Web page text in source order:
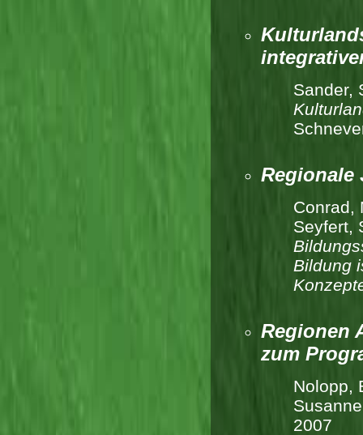
Sander,
Regionale
Conrad,
Seyfert,
Bildung
Regionen
zum
Nolopp,
2007